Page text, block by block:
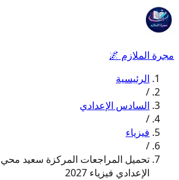
مجرة الملازم 🌌
الرئيسية
/
السادس الإعدادي
/
فيزياء
/
تحميل المراجعات المركزة سعيد
الإعدادي فيزياء 2027